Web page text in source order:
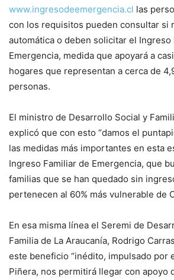
www.ingresodeemergencia.cl las
con los requisitos pueden consultar si
automática o deben solicitar el Ingreso
Emergencia, medida que apoyará a
hogares que representan a cerca de
personas.
El ministro de Desarrollo Social y
explicó que con esto “damos el
las medidas más importantes en esta
Ingreso Familiar de Emergencia, que
familias que se han quedado sin
pertenecen al 60% más vulnerable de
En esa misma línea el Seremi de
Familia de La Araucanía, Rodrigo
este beneficio “inédito, impulsado por
Piñera, nos permitirá llegar con apoyo